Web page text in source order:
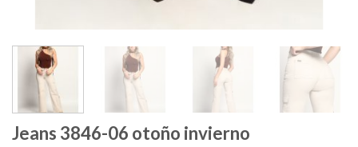
Jeans 3846-06 otoño invierno